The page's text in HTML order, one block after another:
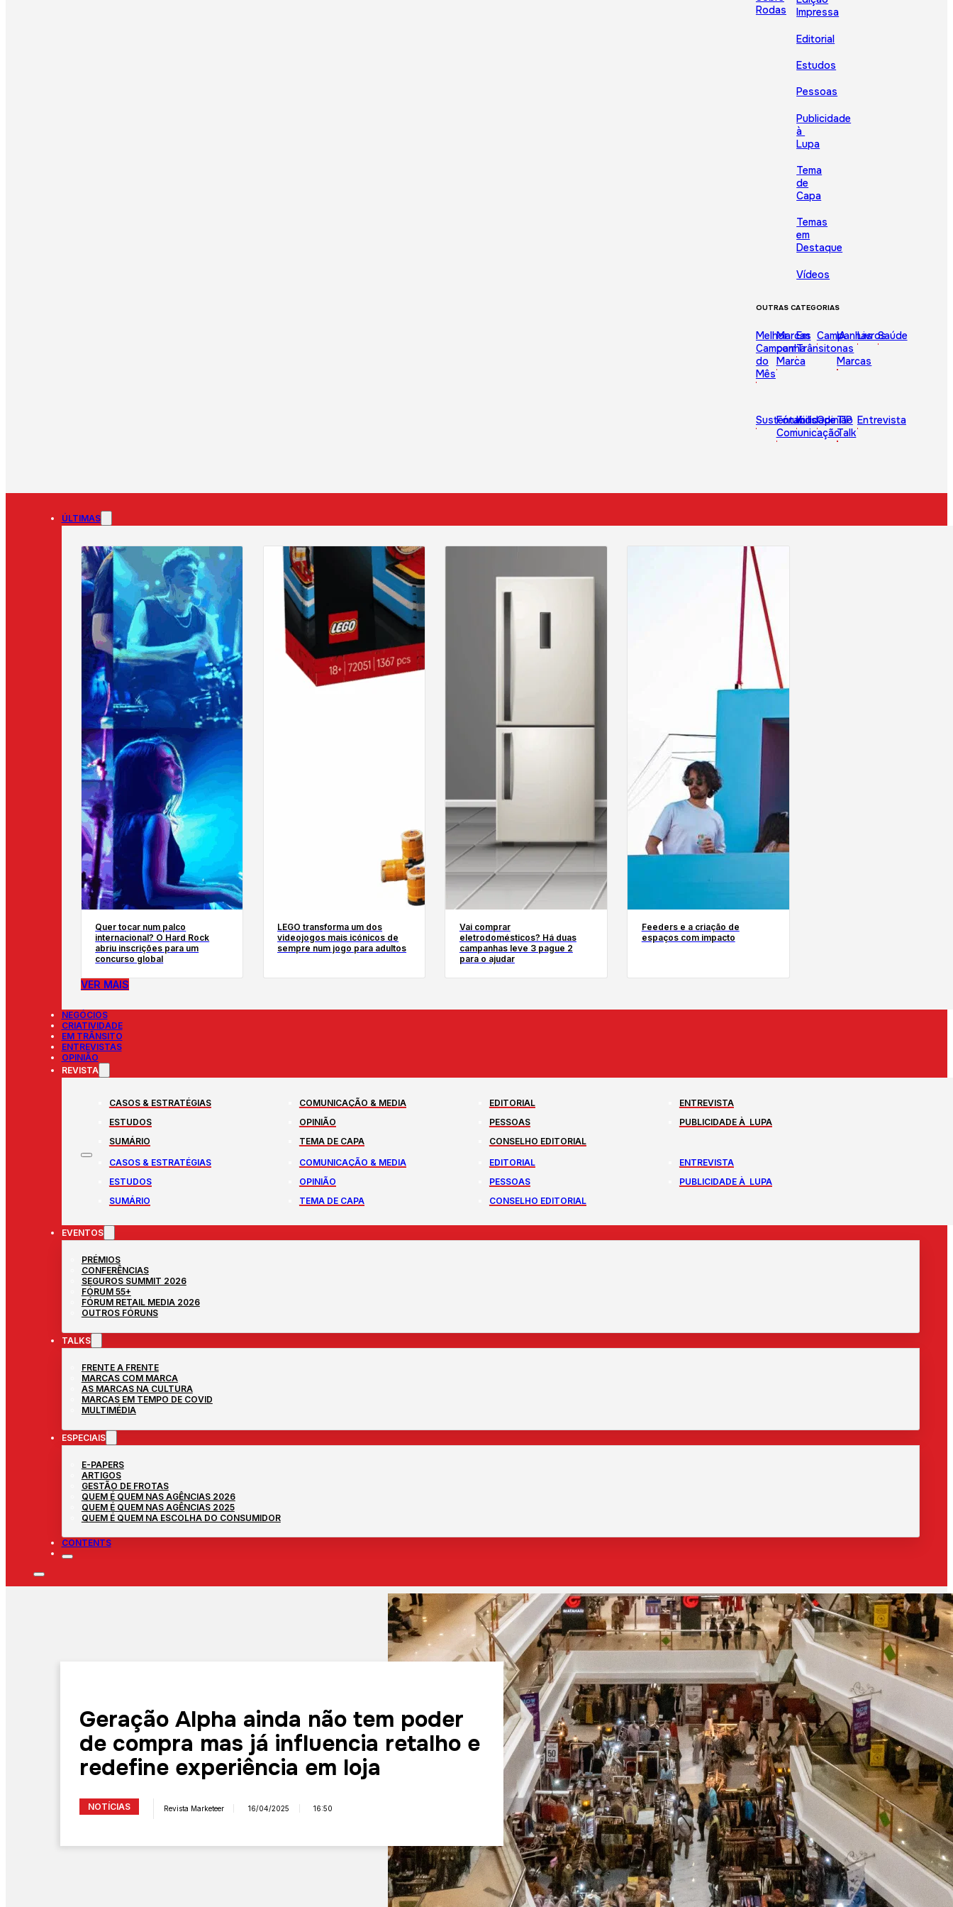
Rodas
Impressa
Editorial
Estudos
Pessoas
Publicidade
à
Lupa
Tema
de
Capa
Temas
em
Destaque
Vídeos
OUTRAS CATEGORIAS
Melhor
Campanha
do
Mês
Marcas
com
Marca
Em
Trânsito
Campanhas
IA
nas
Marcas
LivrosSaúde
Sustentabilidade
Fórum
Comunicação
KidsOpinião
TIP
Talk
Entrevista
ÚLTIMAS
Quer tocar num palco
internacional? O Hard Rock
abriu inscrições para um
concurso global
LEGO transforma um dos
videojogos mais icónicos de
sempre num jogo para adultos
Vai comprar
eletrodomésticos? Há duas
campanhas leve 3 pague 2
para o ajudar
Feeders e a criação de
espaços com impacto
VER MAIS
NEGÓCIOS
CRIATIVIDADE
EM TRÂNSITO
ENTREVISTAS
OPINIÃO
REVISTA
CASOS & ESTRATÉGIAS COMUNICAÇÃO & MEDIA EDITORIAL
ENTREVISTA
ESTUDOS
OPINIÃO PESSOAS
PUBLICIDADE À LUPA
SUMÁRIO
TEMA DE CAPA
CONSELHO EDITORIAL
CASOS & ESTRATÉGIAS
COMUNICAÇÃO & MEDIA EDITORIAL
ENTREVISTA
ESTUDOS
OPINIÃO PESSOAS
PUBLICIDADE À LUPA
SUMÁRIO
TEMA DE CAPA CONSELHO EDITORIAL
EVENTOS
PRÉMIOS
CONFERÊNCIAS
SEGUROS SUMMIT 2026
FÓRUM 55+
FÓRUM RETAIL MEDIA 2026
OUTROS FÓRUNS
TALKS
FRENTE A FRENTE
MARCAS COM MARCA
AS MARCAS NA CULTURA
MARCAS EM TEMPO DE COVID
MULTIMÉDIA
ESPECIAIS
E-PAPERS
ARTIGOS
GESTÃO DE FROTAS
QUEM É QUEM NAS AGÊNCIAS 2026
QUEM É QUEM NAS AGÊNCIAS 2025
QUEM É QUEM NA ESCOLHA DO CONSUMIDOR
CONTENTS
Geração Alpha ainda não tem poder
de compra mas já influencia retalho e
redefine experiência em loja
NOTÍCIAS Revista Marketeer 16/04/2025 16:50